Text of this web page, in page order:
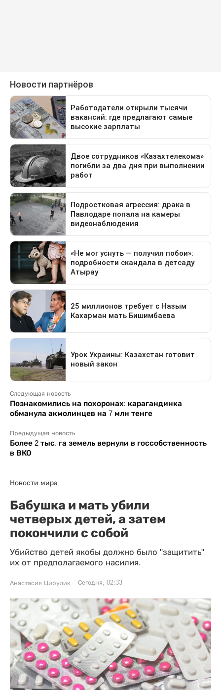
Следующая новость
Познакомились на похоронах: карагандинка
обманула акмолинцев на 7 млн тенге
Предыдущая новость
Более 2 тыс. га земель вернули в госсобственность
в ВКО
Новости мира
Бабушка и мать убили
четверых детей, а затем
покончили с собой
Убийство детей якобы должно было "защитить"
их от предполагаемого насилия.
Анастасия Цирулик Сегодня, 02:33